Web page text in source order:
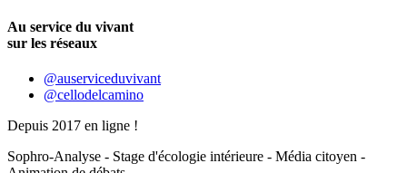
Au service du vivant
sur les réseaux
@auserviceduvivant
@cellodelcamino
Depuis 2017 en ligne !
Sophro-Analyse - Stage d'écologie intérieure - Média citoyen -